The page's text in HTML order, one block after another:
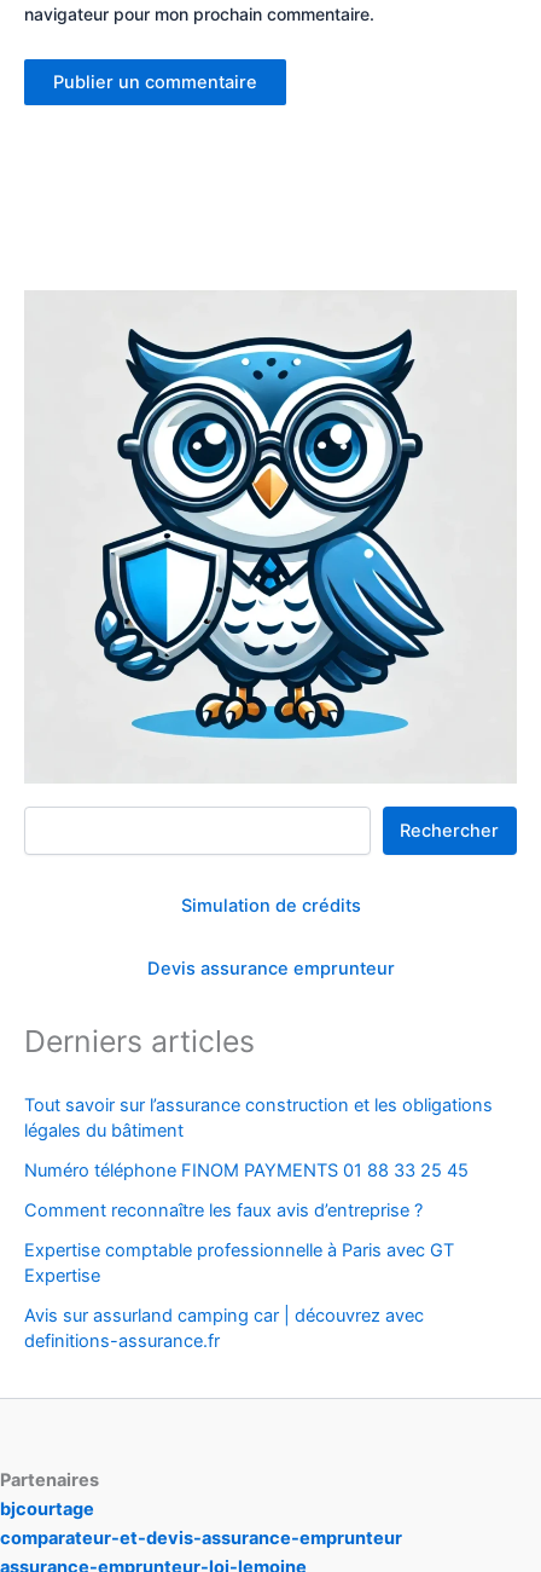
navigateur pour mon prochain commentaire.
Rechercher
Rechercher
Simulation de crédits
Devis assurance emprunteur
Derniers articles
Tout savoir sur l’assurance construction et les obligations
légales du bâtiment
Numéro téléphone FINOM PAYMENTS 01 88 33 25 45
Comment reconnaître les faux avis d’entreprise ?
Expertise comptable professionnelle à Paris avec GT
Expertise
Avis sur assurland camping car | découvrez avec
definitions-assurance.fr
Partenaires
bjcourtage
comparateur-et-devis-assurance-emprunteur
assurance-emprunteur-loi-lemoine